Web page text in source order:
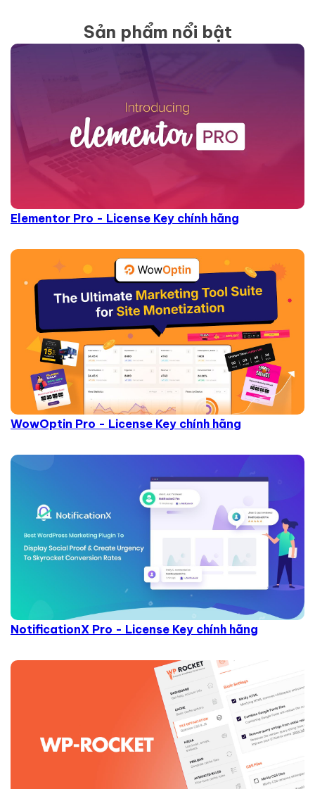
Sản phẩm nổi bật
Elementor Pro - License Key chính hãng
WowOptin Pro - License Key chính hãng
NotificationX Pro - License Key chính hãng